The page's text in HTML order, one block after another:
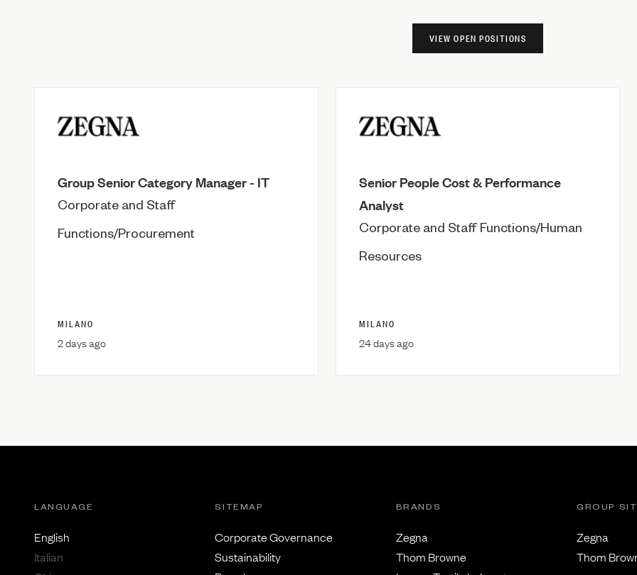
VIEW OPEN POSITIONS
Group Senior Category Manager - IT
Corporate and Staff
Functions/Procurement
MILANO
2 days ago
Senior People Cost & Performance
Analyst
Corporate and Staff Functions/Human
Resources
MILANO
24 days ago
LANGUAGE
English
Italian
SITEMAP
Corporate Governance
Sustainability
BRANDS
Zegna
Thom Browne
GROUP
Zegna
Thom